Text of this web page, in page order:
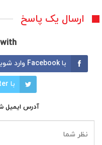
ارسال یک پاسخ
با Facebook وارد شوید
با Twitter وارد شوید
آدرس ایمیل